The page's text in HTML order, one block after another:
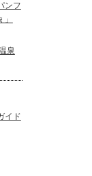
ンフ
泉
イド